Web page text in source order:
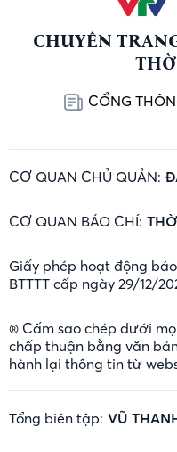
CHUYÊN
CỔNG
CƠ QUAN CHỦ QUẢN:
CƠ QUAN BÁO CHÍ:
Giấy phép hoạt động
BTTTT cấp ngày 29/12/
® Cấm sao chép dưới
chấp thuận bằng văn
hành lại thông tin từ
Tổng biên tập: VŨ